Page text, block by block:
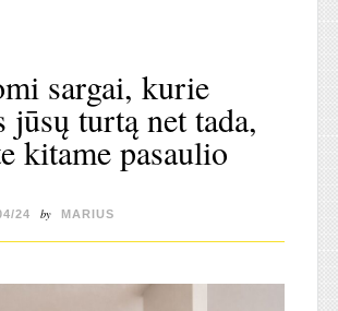
sargai, kurie
jūsų turtą net tada,
kitame pasaulio
24 by MARIUS